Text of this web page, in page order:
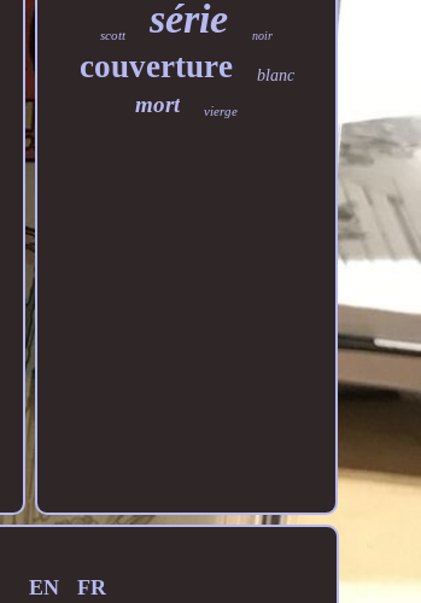
scott série noir
couverture blanc
mort vierge
EN FR